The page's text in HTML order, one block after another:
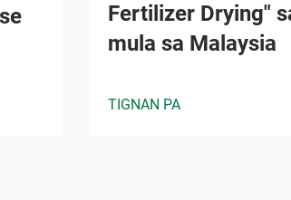
Fertilizer Drying"
mula sa Malaysia
TIGNAN PA